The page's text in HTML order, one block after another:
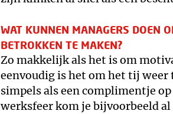
WAT KUNNEN MANAGERS DOEN
BETROKKEN TE MAKEN?
Zo makkelijk als het is om
eenvoudig is het om het tij weer
simpels als een complimentje
werksfeer kom je bijvoorbeeld al